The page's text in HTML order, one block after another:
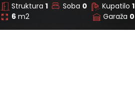
Struktura1 Soba 0 Kupatilo1
6 m2 Garaža 0